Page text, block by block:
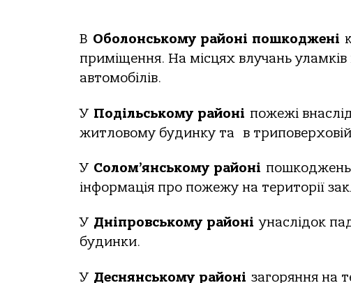
В Оболонському районі пошкоджені
приміщення. На місцях влучань
автомобілів.
У Подільському районі пожежі
житловому будинку та в триповерховій
У Солом’янському районі пошкоджень
інформація про пожежу на території
У Дніпровському районі унаслідок
будинки.
У Деснянському районі загоряння на